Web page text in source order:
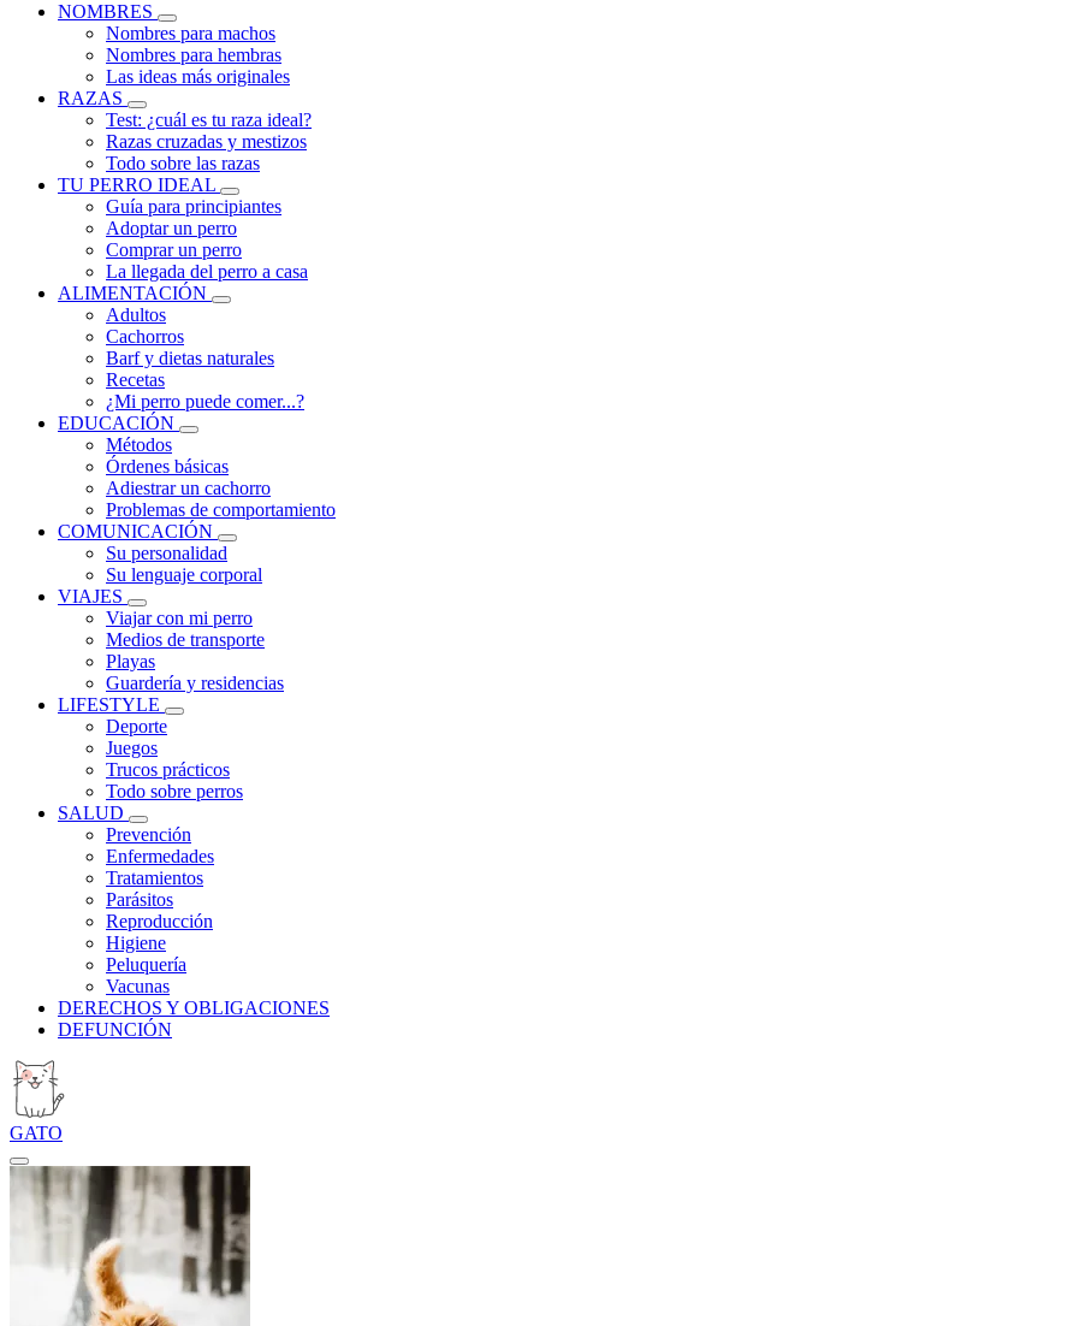
NOMBRES
Nombres para machos
Nombres para hembras
Las ideas más originales
RAZAS
Test: ¿cuál es tu raza ideal?
Razas cruzadas y mestizos
Todo sobre las razas
TU PERRO IDEAL
Guía para principiantes
Adoptar un perro
Comprar un perro
La llegada del perro a casa
ALIMENTACIÓN
Adultos
Cachorros
Barf y dietas naturales
Recetas
¿Mi perro puede comer...?
EDUCACIÓN
Métodos
Órdenes básicas
Adiestrar un cachorro
Problemas de comportamiento
COMUNICACIÓN
Su personalidad
Su lenguaje corporal
VIAJES
Viajar con mi perro
Medios de transporte
Playas
Guardería y residencias
LIFESTYLE
Deporte
Juegos
Trucos prácticos
Todo sobre perros
SALUD
Prevención
Enfermedades
Tratamientos
Parásitos
Reproducción
Higiene
Peluquería
Vacunas
DERECHOS Y OBLIGACIONES
DEFUNCIÓN
GATO